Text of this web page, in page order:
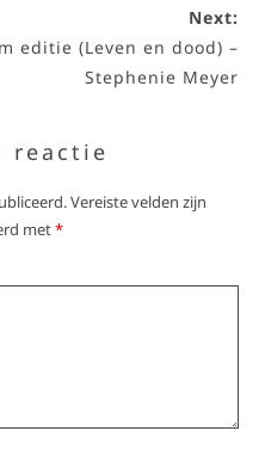
Next:
editie (Leven en dood) –
Stephenie Meyer
reactie
Vereiste velden zijn
met*